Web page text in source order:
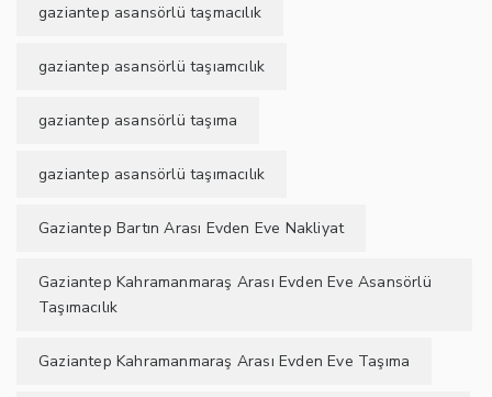
gaziantep asansörlü taşmacılık
gaziantep asansörlü taşıamcılık
gaziantep asansörlü taşıma
gaziantep asansörlü taşımacılık
Gaziantep Bartın Arası Evden Eve Nakliyat
Gaziantep Kahramanmaraş Arası Evden Eve Asansörlü
Taşımacılık
Gaziantep Kahramanmaraş Arası Evden Eve Taşıma